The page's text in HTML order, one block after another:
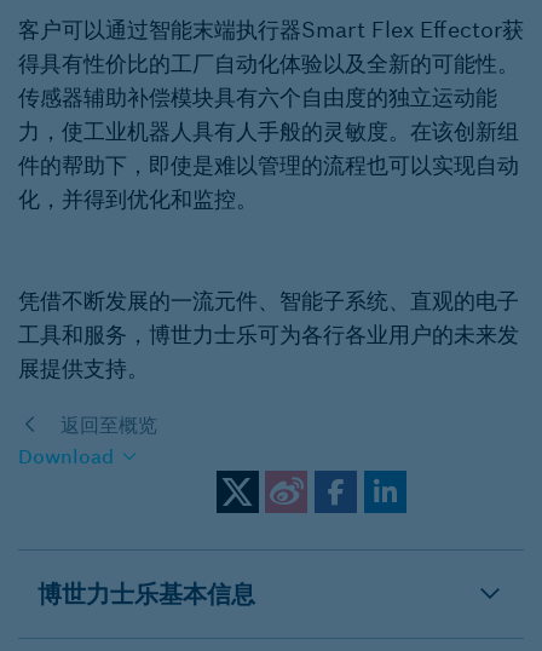
客户可以通过智能末端执行器Smart Flex Effector获
得具有性价比的工厂自动化体验以及全新的可能性。
传感器辅助补偿模块具有六个自由度的独立运动能
力，使工业机器人具有人手般的灵敏度。在该创新组
件的帮助下，即使是难以管理的流程也可以实现自动
化，并得到优化和监控。
凭借不断发展的一流元件、智能子系统、直观的电子
工具和服务，博世力士乐可为各行各业用户的未来发
展提供支持。
返回至概览
Download
博世力士乐基本信息